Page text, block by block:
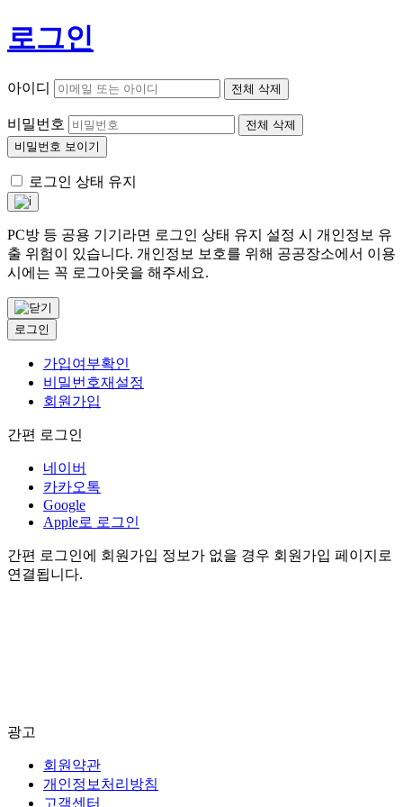
로그인
아이디 전체 삭제
비밀번호
전체 삭제
비밀번호 보이기
로그인 상태 유지
PC방 등 공용 기기라면 로그인 상태 유지 설정 시 개인정보 유
출 위험이 있습니다. 개인정보 보호를 위해 공공장소에서 이용
시에는 꼭 로그아웃을 해주세요.
로그인
가입여부확인
비밀번호재설정
회원가입
간편 로그인
네이버
카카오톡
Google
Apple로 로그인
간편 로그인에 회원가입 정보가 없을 경우 회원가입 페이지로
연결됩니다.
광고
회원약관
개인정보처리방침
고객센터